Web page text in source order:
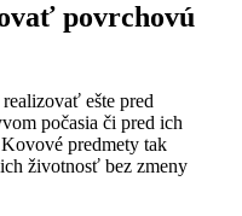
povrchovú
ešte pred
počasia či pred ich
predmety tak
životnosť bez zmeny